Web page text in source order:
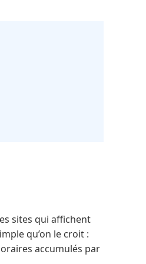
sites qui affichent
qu’on le croit :
accumulés par